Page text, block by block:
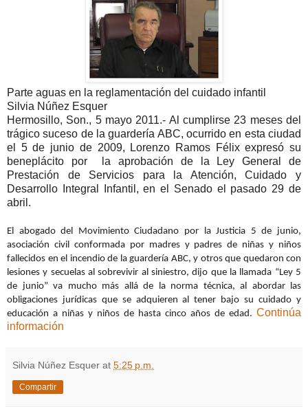
Parte aguas en la reglamentación del cuidado infantil
Silvia Núñez Esquer
Hermosillo, Son., 5 mayo 2011.- Al cumplirse 23 meses del
trágico suceso de la guardería ABC, ocurrido en esta ciudad
el 5 de junio de 2009, Lorenzo Ramos Félix expresó su
beneplácito por
la aprobación de la Ley General de
Prestación de Servicios para la Atención, Cuidado y
Desarrollo Integral Infantil, en el Senado el pasado 29 de
abril.
El abogado del Movimiento Ciudadano por la Justicia 5 de junio,
asociación civil conformada por madres y padres de niñas y niños
fallecidos en el incendio de la guardería ABC, y otros que quedaron con
lesiones y secuelas al sobrevivir al siniestro, dijo que la llamada “Ley 5
de junio” va mucho más allá de la norma técnica, al abordar las
obligaciones jurídicas que se adquieren al tener bajo su cuidado y
educación a niñas y niños de hasta cinco años de edad. Continúa
información
Silvia Núñez Esquer at 5:25 p.m.
Compartir